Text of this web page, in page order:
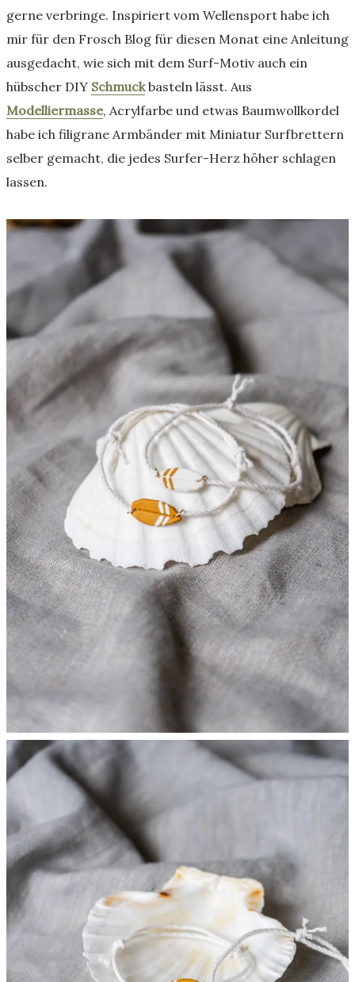
gerne verbringe. Inspiriert vom Wellensport habe ich
mir für den Frosch Blog für diesen Monat eine Anleitung
ausgedacht, wie sich mit dem Surf-Motiv auch ein
hübscher DIY Schmuckbasteln lässt. Aus
Modelliermasse, Acrylfarbe und etwas Baumwollkordel
habe ich filigrane Armbänder mit Miniatur Surfbrettern
selber gemacht, die jedes Surfer-Herz höher schlagen
lassen.